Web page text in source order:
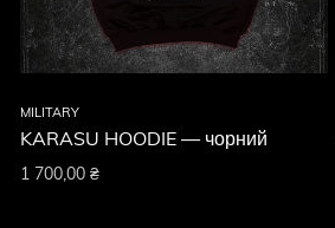
MILITARY
KARASU HOODIE — чорний
1 700,00₴